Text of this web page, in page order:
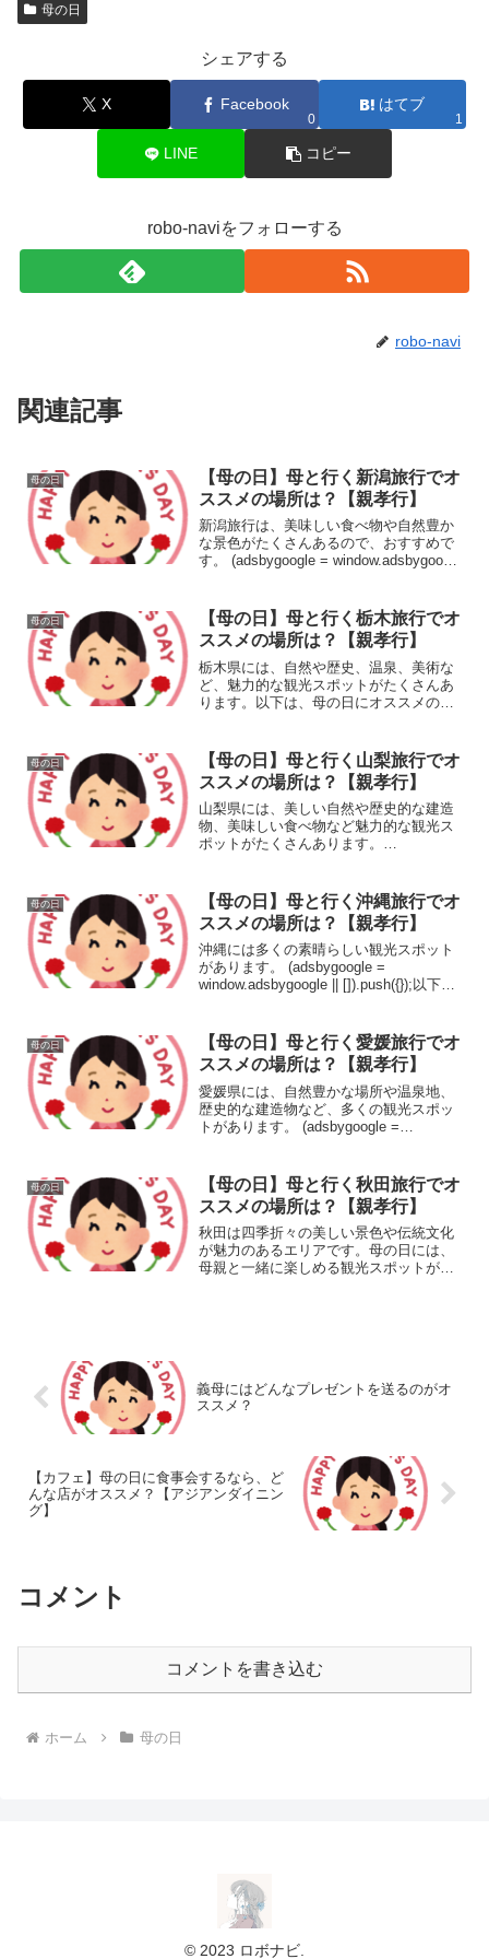
母の日
シェアする
X Facebook
0
はてブ
1
LINE コピー
robo-naviをフォローする
robo-navi
関連記事
母の日
【母の日】母と行く新潟旅行でオ
ススメの場所は？【親孝行】
新潟旅行は、美味しい食べ物や自然豊か
な景色がたくさんあるので、おすすめで
す。 (adsbygoogle = window.adsbygoogle
母の日
【母の日】母と行く栃木旅行でオ
ススメの場所は？【親孝行】
栃木県には、自然や歴史、温泉、美術な
ど、魅力的な観光スポットがたくさんあ
ります。以下は、母の日にオススメのス
仏閣が多くあります。特に、東照宮は日
光の象徴であり、世界遺...
母の日
【母の日】母と行く山梨旅行でオ
ススメの場所は？【親孝行】
山梨県には、美しい自然や歴史的な建造
物、美味しい食べ物など魅力的な観光ス
ポットがたくさんあります。
ポットを紹介し...
母の日
【母の日】母と行く沖縄旅行でオ
ススメの場所は？【親孝行】
沖縄には多くの素晴らしい観光スポット
があります。 (adsbygoogle =
window.adsbygoogle || []).push({});以下
ら海水族館...
母の日
【母の日】母と行く愛媛旅行でオ
ススメの場所は？【親孝行】
愛媛県には、自然豊かな場所や温泉地、
歴史的な建造物など、多くの観光スポッ
トがあります。 (adsbygoogle =
す。 大洲...
母の日
【母の日】母と行く秋田旅行でオ
ススメの場所は？【親孝行】
秋田は四季折々の美しい景色や伝統文化
が魅力のあるエリアです。母の日には、
母親と一緒に楽しめる観光スポットがた
義母にはどんなプレゼントを送るのがオ
ススメ？
【カフェ】母の日に食事会するなら、ど
んな店がオススメ？【アジアンダイニン
グ】
コメント
コメントを書き込む
ホーム 母の日
© 2023 ロボナビ.